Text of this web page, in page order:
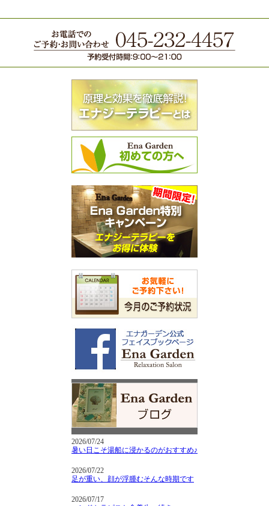
2026/07/24
暑い日こそ湯船に浸かるのがおすすめ♪
2026/07/22
足が重い、顔が浮腫むそんな時期です
2026/07/17